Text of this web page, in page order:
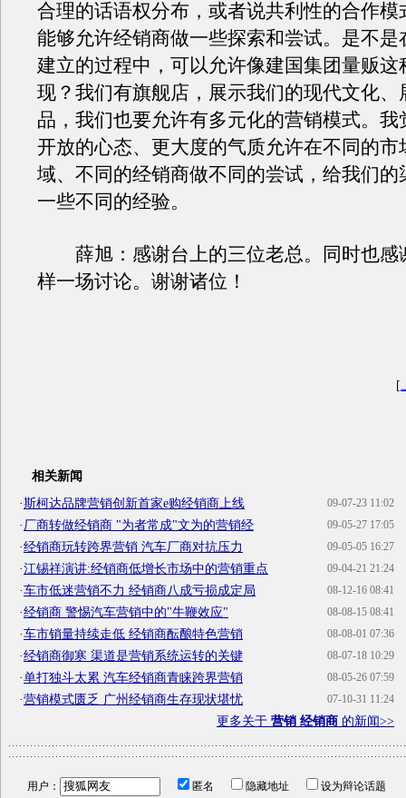
合理的话语权分布，或者说共利性的合作模
能够允许经销商做一些探索和尝试。是不是
建立的过程中，可以允许像建国集团量贩这
现？我们有旗舰店，展示我们的现代文化、
品，我们也要允许有多元化的营销模式。我
开放的心态、更大度的气质允许在不同的市
域、不同的经销商做不同的尝试，给我们的
一些不同的经验。
薛旭：感谢台上的三位老总。同时也感
样一场讨论。谢谢诸位！
[
相关新闻
09-07-23 11:02
·斯柯达品牌营销创新首家e购经销商上线
09-05-27 17:05
·厂商转做经销商 "为者常成"文为的营销经
09-05-05 16:27
·经销商玩转跨界营销 汽车厂商对抗压力
09-04-21 21:24
·江锡祥演讲:经销商低增长市场中的营销重点
08-12-16 08:41
·车市低迷营销不力 经销商八成亏损成定局
08-08-15 08:41
·经销商 警惕汽车营销中的"牛鞭效应"
08-08-01 07:36
·车市销量持续走低 经销商酝酿特色营销
08-07-18 10:29
·经销商御寒 渠道是营销系统运转的关键
08-05-26 07:59
·单打独斗太累 汽车经销商青睐跨界营销
07-10-31 11:24
·营销模式匮乏 广州经销商生存现状堪忧
更多关于 营销 经销商 的新闻>>
用户： 匿名 隐藏地址
设为辩论话题